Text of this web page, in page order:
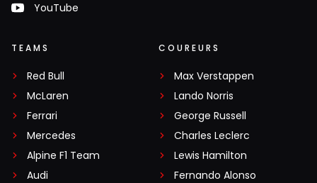
YouTube
TEAMS
Red Bull
McLaren
Ferrari
Mercedes
Alpine F1 Team
Audi
COUREURS
Max Verstappen
Lando Norris
George Russell
Charles Leclerc
Lewis Hamilton
Fernando Alonso